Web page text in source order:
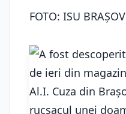
FOTO: ISU BRAȘOV